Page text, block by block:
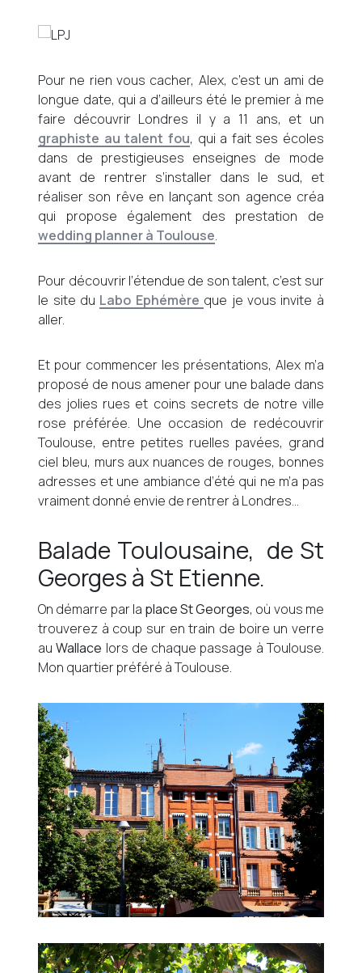
Pour ne rien vous cacher, Alex, c’est un ami de
longue date, qui a d’ailleurs été le premier à me
faire découvrir Londres il y a 11 ans, et un
graphiste au talent fou, qui a fait ses écoles
dans de prestigieuses enseignes de mode
avant de rentrer s’installer dans le sud, et
réaliser son rêve en lançant son agence créa
qui propose également des prestation de
wedding planner à Toulouse.
Pour découvrir l’étendue de son talent, c’est sur
le site du Labo Ephémère que je vous invite à
aller.
Et pour commencer les présentations, Alex m’a
proposé de nous amener pour une balade dans
des jolies rues et coins secrets de notre ville
rose préférée. Une occasion de redécouvrir
Toulouse, entre petites ruelles pavées, grand
ciel bleu, murs aux nuances de rouges, bonnes
adresses et une ambiance d’été qui ne m’a pas
vraiment donné envie de rentrer à Londres…
Balade Toulousaine, de St
Georges à St Etienne.
On démarre par la place St Georges, où vous me
trouverez à coup sur en train de boire un verre
auWallace lors de chaque passage à Toulouse.
Mon quartier préféré à Toulouse.